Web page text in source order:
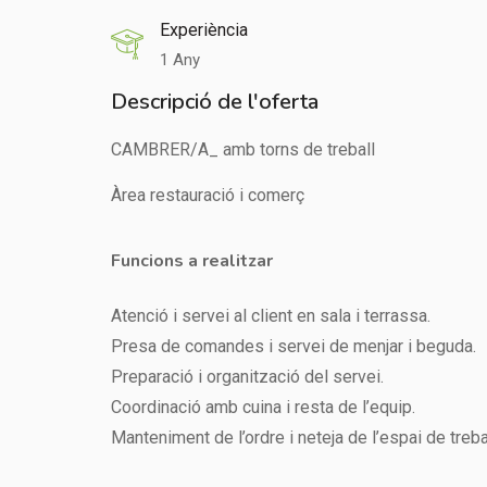
Experiència
1 Any
Descripció de l'oferta
CAMBRER/A_ amb torns de treball
Àrea restauració i comerç
Funcions a realitzar
Atenció i servei al client en sala i terrassa.
Presa de comandes i servei de menjar i beguda.
Preparació i organització del servei.
Coordinació amb cuina i resta de l’equip.
Manteniment de l’ordre i neteja de l’espai de